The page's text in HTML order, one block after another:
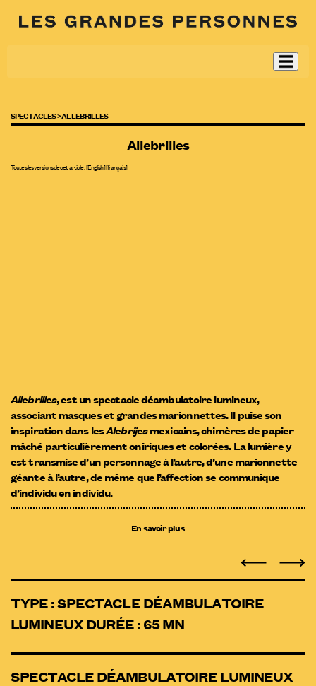
SPECTACLES >ALLEBRILLES
Allebrilles
Toutes les versions de cet article :[English][français]
Allebrilles, est un spectacle déambulatoire lumineux,
associant masques et grandes marionnettes. Il puise son
inspiration dans lesAlebrijesmexicains, chimères de papier
mâché particulièrement oniriques et colorées. La lumière y
est transmise d’un personnage à l’autre, d’une marionnette
géante à l’autre, de même que l’affection se communique
d’individu en individu.
En savoir plus
TYPE : SPECTACLE DÉAMBULATOIRE
LUMINEUX DURÉE : 65 MN
SPECTACLE DÉAMBULATOIRE LUMINEUX